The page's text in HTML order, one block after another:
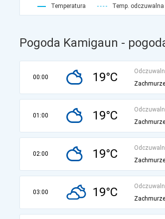
Temperatura Temp. odczuwalna
Pogoda Kamigaun -
00:00 19°C
01:00 19°C
02:00 19°C
03:00 19°C